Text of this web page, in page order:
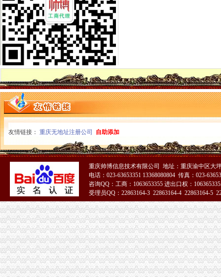
市重庆营业执照注销局对2011年媒体广告监督管理工作提出要求
黔江局重庆税务注销五举措全力击雨雪冰冻灾害
北碚区区长龙华对北碚局重庆营业执照注销《工商专报》作出批示
云局南溪所“一清二促三控”重庆税务注销开展猪肉市场监管
南川局重庆分公司注销五举措化燃放烟花竹安全监管
潼南局四个“做好”重庆分公司注销积开展合同帮农
城口局重庆营业执照注销五措施应对雨雪冰冻灾害
江津局造“四个机制”重庆代办公司加食品安全监管
双桥局顺利通过重庆市重庆税务注销优秀卫生单位检查验收
信息中心六举措深入贯彻落实全国工商行政管理工作会议精
注册分局重庆公司注销全力支持重庆足球俱乐部有限公司组建
全市重庆分公司注销工商系统切实加2011年春节期间烟花竹市场监管
城口县新增一件重庆市重庆税务注销著名商标
南川区委全委会将微企发展列为该区今年十件民生实事之
全市重庆税务注销内资企业12月份注册登记信息
市重庆营业执照注销消处全面贯彻落实全国工商工作会议精
2010年市重庆税务注销级媒体违法广告大幅下降广告市场平稳向好
波局重庆代办公司长出席荣昌县非公有制经济组织委成立大会
垫江县第三批微型企业发展工作全面完成
全市重庆公司注销2010年动产押融资发展创历史新高
城口局重庆营业执照注销全面完成2010年微型企业发展工作
丰都局重庆营业执照注销全面完成试点微型企业注册登记工作
南川局重庆代办公司全面完成2010年度微型企业发展目标任务
长寿局重庆分公司注销圆满完成第二阶段微型企业创业评审工作
全系统元旦期间受理消费者申诉、重庆营业执照注销举报、咨询722件
重庆市重庆公司注销外商投资企业12月份登记注册信息
友情链接： 重庆无地址注册公司 自助添加
重庆帅博信息技术有限公司 地址：重庆渝中区大
电话：023-63653351 13368080804 传真：023-
咨询QQ：工商：1063653355 进出口权：
受理员QQ：22863164-3 22863164-4 22863164-5